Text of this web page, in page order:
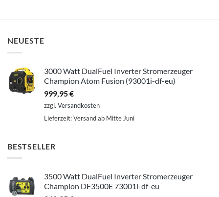
NEUESTE
3000 Watt DualFuel Inverter Stromerzeuger
Champion Atom Fusion (93001i-df-eu)
999,95€
zzgl. Versandkosten
Lieferzeit:Versand ab Mitte Juni
BESTSELLER
3500 Watt DualFuel Inverter Stromerzeuger
Champion DF3500E 73001i-df-eu